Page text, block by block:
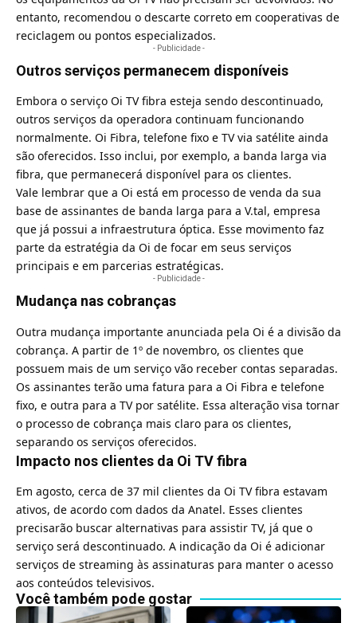
entanto, recomendou o descarte correto em cooperativas de
reciclagem ou pontos especializados.
- Publicidade -
Outros serviços permanecem disponíveis
Embora o serviço Oi TV fibra esteja sendo descontinuado,
outros serviços da operadora continuam funcionando
normalmente. Oi Fibra, telefone fixo e TV via satélite ainda
são oferecidos. Isso inclui, por exemplo, a banda larga via
fibra, que permanecerá disponível para os clientes.
Vale lembrar que a Oi está em processo de venda da sua
base de assinantes de banda larga para a V.tal, empresa
que já possui a infraestrutura óptica. Esse movimento faz
parte da estratégia da Oi de focar em seus serviços
principais e em parcerias estratégicas.
- Publicidade -
Mudança nas cobranças
Outra mudança importante anunciada pela Oi é a divisão da
cobrança. A partir de 1º de novembro, os clientes que
possuem mais de um serviço vão receber contas separadas.
Os assinantes terão uma fatura para a Oi Fibra e telefone
fixo, e outra para a TV por satélite. Essa alteração visa tornar
o processo de cobrança mais claro para os clientes,
separando os serviços oferecidos.
Impacto nos clientes da Oi TV fibra
Em agosto, cerca de 37 mil clientes da Oi TV fibra estavam
ativos, de acordo com dados da Anatel. Esses clientes
precisarão buscar alternativas para assistir TV, já que o
serviço será descontinuado. A indicação da Oi é adicionar
serviços de streaming às assinaturas para manter o acesso
aos conteúdos televisivos.
Você também pode gostar